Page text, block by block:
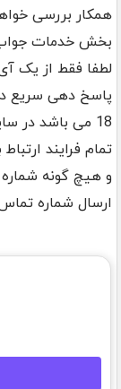
همکار بررسی
بخش خدمات
لطفا فقط از یک
18 می باشد در سایر ساعات ممکن است با تاخیر انجام گردد.
تمام فرایند
و هیچ گونه
ارسال شماره